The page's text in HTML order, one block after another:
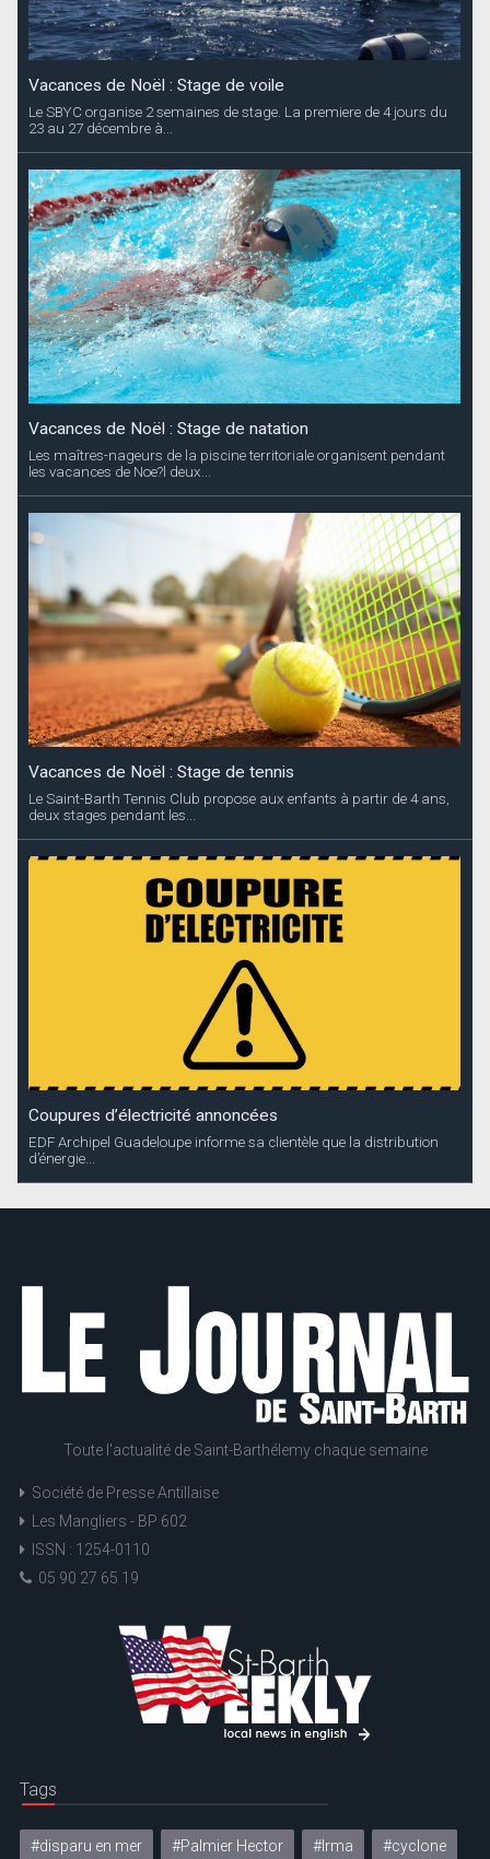
Vacances de Noël : Stage de voile
Le SBYC organise 2 semaines de stage. La premiere de 4 jours du
23 au 27 décembre à...
Vacances de Noël : Stage de natation
Les maîtres-nageurs de la piscine territoriale organisent pendant
les vacances de Noe?l deux...
Vacances de Noël : Stage de tennis
Le Saint-Barth Tennis Club propose aux enfants à partir de 4 ans,
deux stages pendant les...
Coupures d’électricité annoncées
EDF Archipel Guadeloupe informe sa clientèle que la distribution
d’énergie...
Toute l'actualité de Saint-Barthélemy chaque semaine
Société de Presse Antillaise
Les Mangliers - BP 602
ISSN : 1254-0110
05 90 27 65 19
Tags
#disparu en mer #Palmier Hector #Irma #cyclone